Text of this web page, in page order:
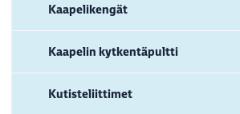
Kaapelikengät
Kaapelin kytkentäpultti
Kutisteliittimet